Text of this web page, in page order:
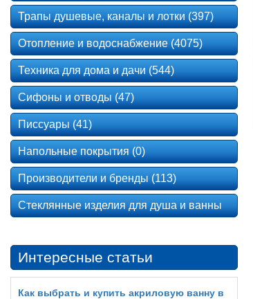
Трапы душевые, каналы и лотки (397)
Отопление и водоснабжение (4075)
Техника для дома и дачи (544)
Сифоны и отводы (47)
Писсуары (41)
Напольные покрытия (0)
Производители и бренды (113)
Стеклянные изделия для душа и ванны
Интересные статьи
Как выбрать и купить акриловую ванну в